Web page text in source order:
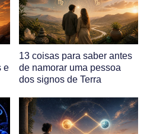
e
13 coisas para saber antes
de namorar uma pessoa
dos signos de Terra